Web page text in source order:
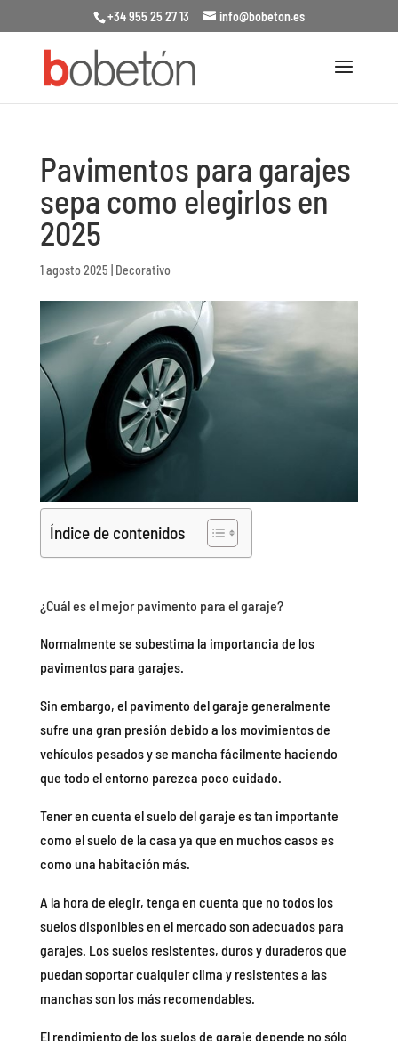
+34 955 25 27 13 info@bobeton.es
Pavimentos para garajes
sepa como elegirlos en
2025
1 agosto 2025 Decorativo
Índice de contenidos
¿Cuál es el mejor pavimento para el garaje?
Normalmente se subestima la importancia de los
pavimentos para garajes.
Sin embargo, el pavimento del garaje generalmente
sufre una gran presión debido a los movimientos de
vehículos pesados y se mancha fácilmente haciendo
que todo el entorno parezca poco cuidado.
Tener en cuenta el suelo del garaje es tan importante
como el suelo de la casa ya que en muchos casos es
como una habitación más.
A la hora de elegir, tenga en cuenta que no todos los
suelos disponibles en el mercado son adecuados para
garajes. Los suelos resistentes, duros y duraderos que
puedan soportar cualquier clima y resistentes a las
manchas son los más recomendables.
El rendimiento de los suelos de garaje depende no sólo